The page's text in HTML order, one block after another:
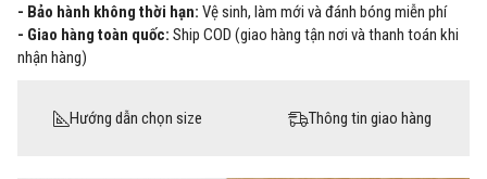
- Bảo hành không thời hạn: Vệ sinh, làm mới và đánh bóng miễn phí
- Giao hàng toàn quốc: Ship COD (giao hàng tận nơi và thanh toán khi
nhận hàng)
Hướng dẫn chọn size Thông tin giao hàng